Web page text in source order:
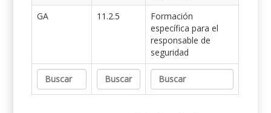
GA
11.2.5
Formación
específica para el
responsable de
seguridad